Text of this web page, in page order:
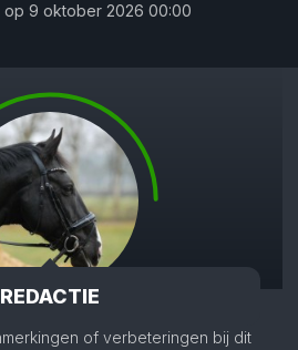
REDACTIE
of verbeteringen bij dit
op 9 oktober 2026 00:00